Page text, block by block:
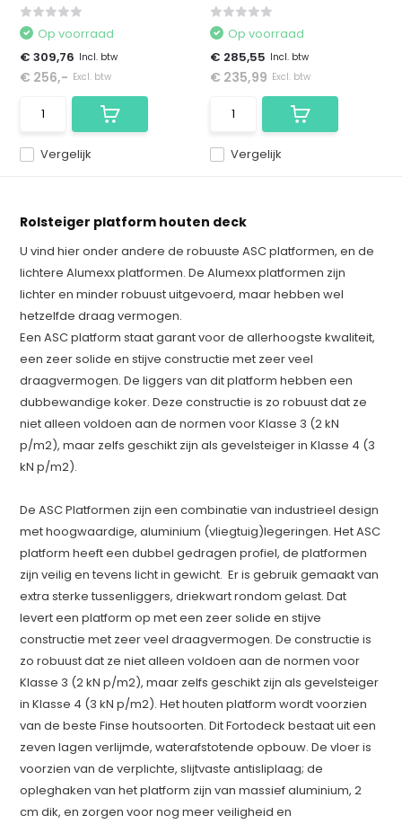
Vergelijk
Op voorraad
€ 309,76 Incl. btw
€ 256,- Excl. btw
Vergelijk
Op voorraad
€ 285,55 Incl. btw
€ 235,99 Excl. btw
Rolsteiger platform houten deck
U vind hier onder andere de robuuste ASC platformen, en de
lichtere Alumexx platformen. De Alumexx platformen zijn
lichter en minder robuust uitgevoerd, maar hebben wel
hetzelfde draag vermogen.
Een ASC platform staat garant voor de allerhoogste kwaliteit,
een zeer solide en stijve constructie met zeer veel
draagvermogen. De liggers van dit platform hebben een
dubbewandige koker. Deze constructie is zo robuust dat ze
niet alleen voldoen aan de normen voor Klasse 3 (2 kN
p/m2), maar zelfs geschikt zijn als gevelsteiger in Klasse 4 (3
kN p/m2).
De ASC Platformen zijn een combinatie van industrieel design
met hoogwaardige, aluminium (vliegtuig)legeringen. Het ASC
platform heeft een dubbel gedragen profiel, de platformen
zijn veilig en tevens licht in gewicht. Er is gebruik gemaakt van
extra sterke tussenliggers, driekwart rondom gelast. Dat
levert een platform op met een zeer solide en stijve
constructie met zeer veel draagvermogen. De constructie is
zo robuust dat ze niet alleen voldoen aan de normen voor
Klasse 3 (2 kN p/m2), maar zelfs geschikt zijn als gevelsteiger
in Klasse 4 (3 kN p/m2). Het houten platform wordt voorzien
van de beste Finse houtsoorten. Dit Fortodeck bestaat uit een
zeven lagen verlijmde, waterafstotende opbouw. De vloer is
voorzien van de verplichte, slijtvaste antisliplaag; de
opleghaken van het platform zijn van massief aluminium, 2
cm dik, en zorgen voor nog meer veiligheid en